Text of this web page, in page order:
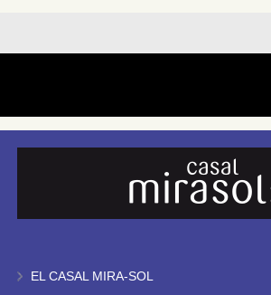
EL CASAL MIRA-SOL